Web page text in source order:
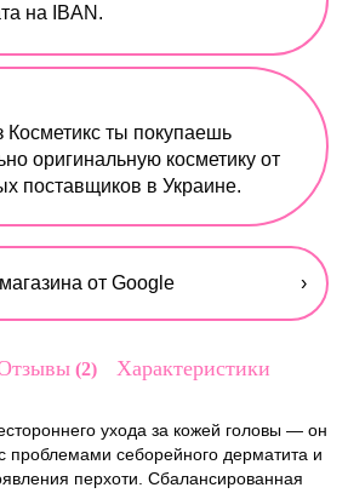
на IBAN.
Косметикс ты покупаешь
оригинальную косметику от
поставщиков в Украине.
от Google ›
2 Характеристики
ухода за кожей головы — он
проблемами себорейного дерматита и
перхоти. Сбалансированная